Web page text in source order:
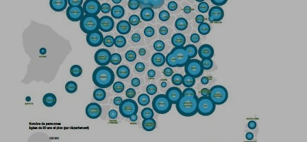
Numéros
Boutique